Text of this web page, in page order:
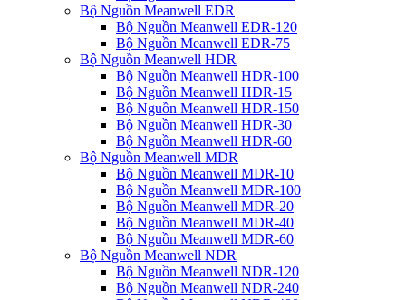
Bộ Nguồn Meanwell EDR
Bộ Nguồn Meanwell EDR-120
Bộ Nguồn Meanwell EDR-75
Bộ Nguồn Meanwell HDR
Bộ Nguồn Meanwell HDR-100
Bộ Nguồn Meanwell HDR-15
Bộ Nguồn Meanwell HDR-150
Bộ Nguồn Meanwell HDR-30
Bộ Nguồn Meanwell HDR-60
Bộ Nguồn Meanwell MDR
Bộ Nguồn Meanwell MDR-10
Bộ Nguồn Meanwell MDR-100
Bộ Nguồn Meanwell MDR-20
Bộ Nguồn Meanwell MDR-40
Bộ Nguồn Meanwell MDR-60
Bộ Nguồn Meanwell NDR
Bộ Nguồn Meanwell NDR-120
Bộ Nguồn Meanwell NDR-240